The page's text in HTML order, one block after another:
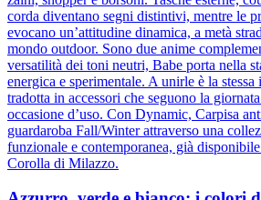
corda diventano segni distintivi, mentre le
evocano un’attitudine dinamica, a metà
mondo outdoor. Sono due anime
versatilità dei toni neutri, Babe porta nella
energica e sperimentale. A unirle è la
tradotta in accessori che seguono la
occasione d’uso. Con Dynamic, Carpisa
guardaroba Fall/Winter attraverso una
funzionale e contemporanea, già
Corolla di Milazzo.